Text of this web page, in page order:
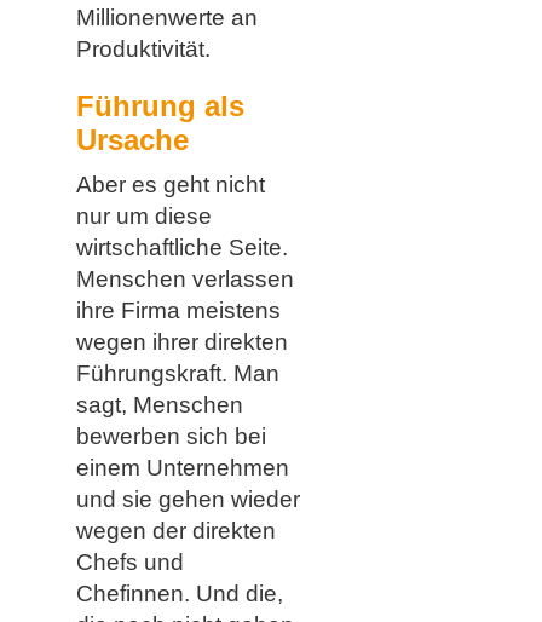
Millionenwerte an
Produktivität.
Führung als
Ursache
Aber es geht nicht
nur um diese
wirtschaftliche Seite.
Menschen verlassen
ihre Firma meistens
wegen ihrer direkten
Führungskraft. Man
sagt, Menschen
bewerben sich bei
einem Unternehmen
und sie gehen wieder
wegen der direkten
Chefs und
Chefinnen. Und die,